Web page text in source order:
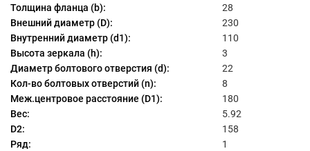
Толщина фланца (b):
28
Внешний диаметр (D):
230
Внутренний диаметр (d1):
110
Высота зеркала (h):
3
Диаметр болтового отверстия (d):
22
Кол-во болтовых отверстий (n):
8
Меж.центровое расстояние (D1):
180
Вес:
5.92
D2:
158
Ряд:
1